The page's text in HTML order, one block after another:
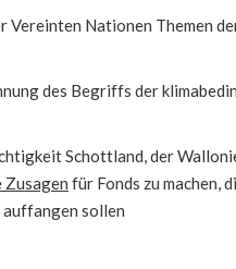
Vereinten Nationen Themen
des Begriffs der
Schottland, der
Zusagen für Fonds zu machen,
auffangen sollen